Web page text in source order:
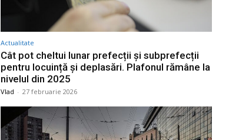
Actualitate
Cât pot cheltui lunar prefecții și subprefecții
pentru locuință și deplasări. Plafonul rămâne la
nivelul din 2025
Vlad - 27 februarie 2026